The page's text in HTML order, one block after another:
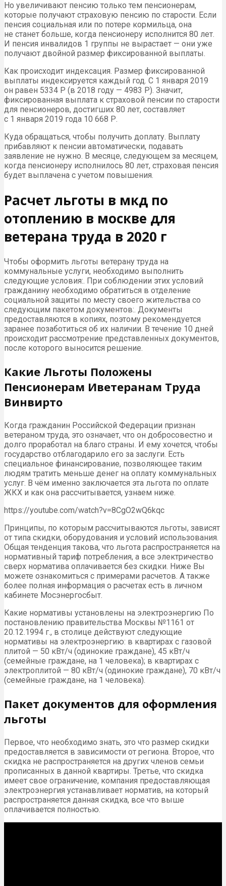
Но увеличивают пенсию только тем пенсионерам,
которые получают страховую пенсию по старости. Если
пенсия социальная или по потере кормильца, она
не станет больше, когда пенсионеру исполнится 80 лет.
И пенсия инвалидов 1 группы не вырастает — они уже
получают двойной размер фиксированной выплаты.
Как происходит индексация. Размер фиксированной
выплаты индексируется каждый год. С 1 января 2019
он равен 5334 Р (в 2018 году — 4983 Р). Значит,
фиксированная выплата к страховой пенсии по старости
для пенсионеров, достигших 80 лет, составляет
с 1 января 2019 года 10 668 Р.
Куда обращаться, чтобы получить доплату. Выплату
прибавляют к пенсии автоматически, подавать
заявление не нужно. В месяце, следующем за месяцем,
когда пенсионеру исполнилось 80 лет, страховая пенсия
будет выплачена с учетом повышения.
Расчет льготы в мкд по
отоплению в москве для
ветерана труда в 2020 г
Чтобы оформить льготы ветерану труда на
коммунальные услуги, необходимо выполнить
следующие условия:. При соблюдении этих условий
гражданину необходимо обратиться в отделение
социальной защиты по месту своего жительства со
следующим пакетом документов:. Документы
предоставляются в копиях, поэтому рекомендуется
заранее позаботиться об их наличии. В течение 10 дней
происходит рассмотрение представленных документов,
после которого выносится решение.
Какие Льготы Положены
Пенсионерам Иветеранам Труда
Винвирто
Когда гражданин Российской Федерации признан
ветераном труда, это означает, что он добросовестно и
долго проработал на благо страны. И ему хочется, чтобы
государство отблагодарило его за заслуги. Есть
специальное финансирование, позволяющее таким
людям тратить меньше денег на оплату коммунальных
услуг. В чём именно заключается эта льгота по оплате
ЖКХ и как она рассчитывается, узнаем ниже.
https://youtube.com/watch?v=8CgO2wQ6kqc
Принципы, по которым рассчитываются льготы, зависят
от типа скидки, оборудования и условий использования.
Общая тенденция такова, что льгота распространяется на
нормативный тариф потребления, а все электричество
сверх норматива оплачивается без скидки. Ниже Вы
можете ознакомиться с примерами расчетов. А также
более полная информация о расчетах есть в личном
кабинете Мосэнергосбыт.
Какие нормативы установлены на электроэнергию По
постановлению правительства Москвы №1161 от
20.12.1994 г., в столице действуют следующие
нормативы на электроэнергию: в квартирах с газовой
плитой — 50 кВт/ч (одинокие граждане), 45 кВт/ч
(семейные граждане, на 1 человека); в квартирах с
электроплитой — 80 кВт/ч (одинокие граждане), 70 кВт/ч
(семейные граждане, на 1 человека).
Пакет документов для оформления
льготы
Первое, что необходимо знать, это что размер скидки
предоставляется в зависимости от региона. Второе, что
скидка не распространяется на других членов семьи
прописанных в данной квартиры. Третье, что скидка
имеет свое ограничение, компания предоставляющая
электроэнергия устанавливает норматив, на который
распространяется данная скидка, все что выше
оплачивается полностью.